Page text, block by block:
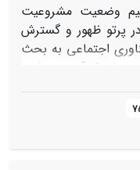
وضعیت مشروعیت
پرتو ظهور و گسترش
اجتماعی به بحث
کارآمدی دولت،
ایران در شرایط
بیش از هر چیز از این